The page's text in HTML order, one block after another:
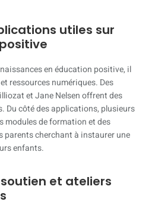
utiles sur
en éducation positive, il
ressources numériques. Des
et Jane Nelsen offrent des
Du côté des applications, plusieurs
modules de formation et des
parents cherchant à instaurer une
enfants.
et ateliers